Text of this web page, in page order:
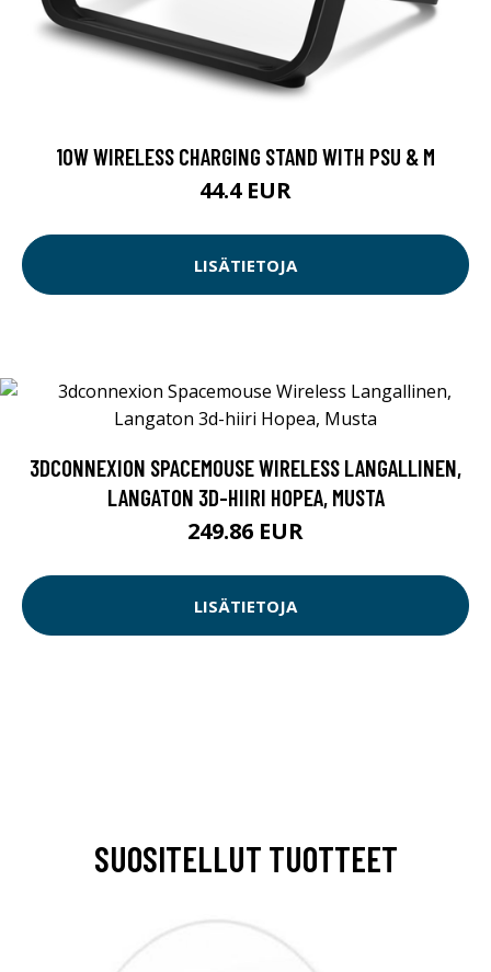
10W WIRELESS CHARGING STAND WITH PSU & M
44.4 EUR
LISÄTIETOJA
3DCONNEXION SPACEMOUSE WIRELESS LANGALLINEN,
LANGATON 3D-HIIRI HOPEA, MUSTA
249.86 EUR
LISÄTIETOJA
SUOSITELLUT TUOTTEET